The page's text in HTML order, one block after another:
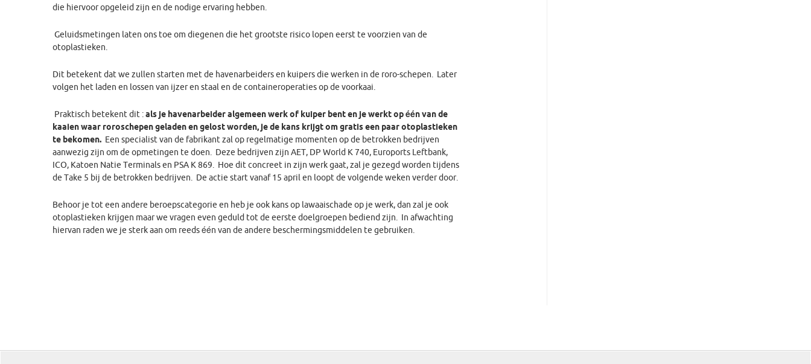
die hiervoor opgeleid zijn en de nodige ervaring hebben.
Geluidsmetingen laten ons toe om diegenen die het grootste risico lopen eerst te voorzien van de
otoplastieken.
Dit betekent dat we zullen starten met de havenarbeiders en kuipers die werken in de roro-schepen. Later
volgen het laden en lossen van ijzer en staal en de containeroperaties op de voorkaai.
Praktisch betekent dit :als je havenarbeider algemeen werk of kuiper bent en je werkt op één van de
kaaien waar roroschepen geladen en gelost worden, je de kans krijgt om gratis een paar otoplastieken
te bekomen. Een specialist van de fabrikant zal op regelmatige momenten op de betrokken bedrijven
aanwezig zijn om de opmetingen te doen. Deze bedrijven zijn AET, DP World K 740, Euroports Leftbank,
ICO, Katoen Natie Terminals en PSA K 869. Hoe dit concreet in zijn werk gaat, zal je gezegd worden tijdens
de Take 5 bij de betrokken bedrijven. De actie start vanaf 15 april en loopt de volgende weken verder door.
Behoor je tot een andere beroepscategorie en heb je ook kans op lawaaischade op je werk, dan zal je ook
otoplastieken krijgen maar we vragen even geduld tot de eerste doelgroepen bediend zijn. In afwachting
hiervan raden we je sterk aan om reeds één van de andere beschermingsmiddelen te gebruiken.